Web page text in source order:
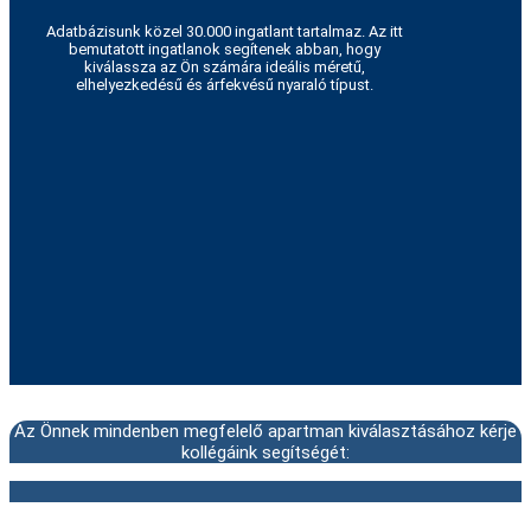
Adatbázisunk közel 30.000 ingatlant tartalmaz. Az itt
bemutatott ingatlanok segítenek abban, hogy
kiválassza az Ön számára ideális méretű,
elhelyezkedésű és árfekvésű nyaraló típust.
Az Önnek mindenben megfelelő apartman kiválasztásához kérje
kollégáink segítségét: